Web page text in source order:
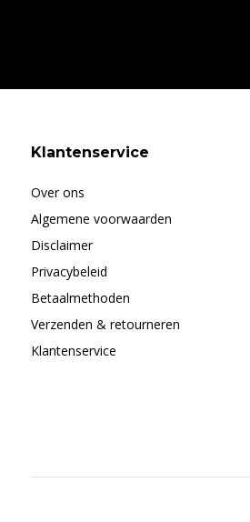
Klantenservice
Over ons
Algemene voorwaarden
Disclaimer
Privacybeleid
Betaalmethoden
Verzenden & retourneren
Klantenservice